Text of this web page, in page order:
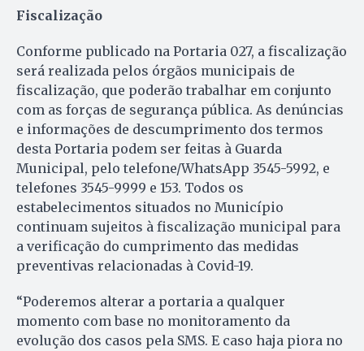
Fiscalização
Conforme publicado na Portaria 027, a fiscalização
será realizada pelos órgãos municipais de
fiscalização, que poderão trabalhar em conjunto
com as forças de segurança pública. As denúncias
e informações de descumprimento dos termos
desta Portaria podem ser feitas à Guarda
Municipal, pelo telefone/WhatsApp 3545-5992, e
telefones 3545-9999 e 153. Todos os
estabelecimentos situados no Município
continuam sujeitos à fiscalização municipal para
a verificação do cumprimento das medidas
preventivas relacionadas à Covid-19.
“Poderemos alterar a portaria a qualquer
momento com base no monitoramento da
evolução dos casos pela SMS. E caso haja piora no